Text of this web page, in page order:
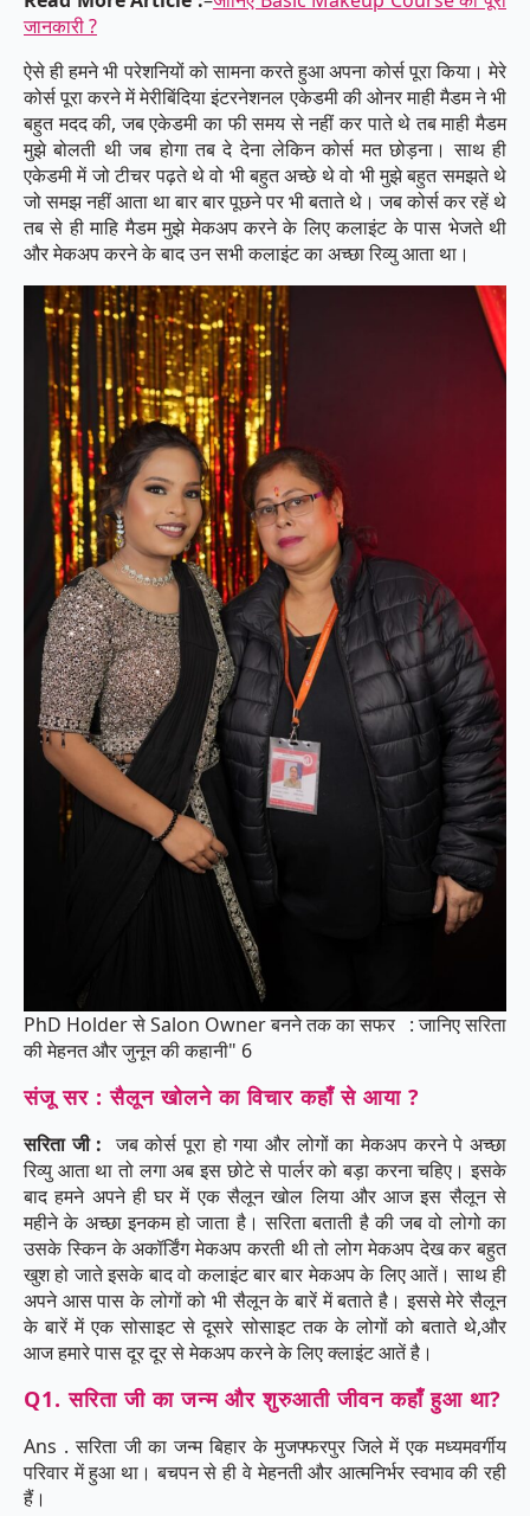
जानकारी ?
ऐसे ही हमने भी परेशनियों को सामना करते हुआ अपना कोर्स पूरा किया। मेरे
कोर्स पूरा करने में मेरीबिंदिया इंटरनेशनल एकेडमी की ओनर माही मैडम ने भी
बहुत मदद की, जब एकेडमी का फी समय से नहीं कर पाते थे तब माही मैडम
मुझे बोलती थी जब होगा तब दे देना लेकिन कोर्स मत छोड़ना। साथ ही
एकेडमी में जो टीचर पढ़ते थे वो भी बहुत अच्छे थे वो भी मुझे बहुत समझते थे
जो समझ नहीं आता था बार बार पूछने पर भी बताते थे। जब कोर्स कर रहें थे
तब से ही माहि मैडम मुझे मेकअप करने के लिए कलाइंट के पास भेजते थी
और मेकअप करने के बाद उन सभी कलाइंट का अच्छा रिव्यु आता था।
PhD Holder से Salon Owner बनने तक का सफर : जानिए सरिता
की मेहनत और जुनून की कहानी" 6
संजू सर : सैलून खोलने का विचार कहाँ से आया ?
सरिता जी : जब कोर्स पूरा हो गया और लोगों का मेकअप करने पे अच्छा
रिव्यु आता था तो लगा अब इस छोटे से पार्लर को बड़ा करना चहिए। इसके
बाद हमने अपने ही घर में एक सैलून खोल लिया और आज इस सैलून से
महीने के अच्छा इनकम हो जाता है। सरिता बताती है की जब वो लोगो का
उसके स्किन के अकॉर्डिंग मेकअप करती थी तो लोग मेकअप देख कर बहुत
खुश हो जाते इसके बाद वो कलाइंट बार बार मेकअप के लिए आतें। साथ ही
अपने आस पास के लोगों को भी सैलून के बारें में बताते है। इससे मेरे सैलून
के बारें में एक सोसाइट से दूसरे सोसाइट तक के लोगों को बताते थे,और
आज हमारे पास दूर दूर से मेकअप करने के लिए क्लाइंट आतें है।
Q1. सरिता जी का जन्म और शुरुआती जीवन कहाँ हुआ था?
Ans . सरिता जी का जन्म बिहार के मुजफ्फरपुर जिले में एक मध्यमवर्गीय
परिवार में हुआ था। बचपन से ही वे मेहनती और आत्मनिर्भर स्वभाव की रही
हैं।